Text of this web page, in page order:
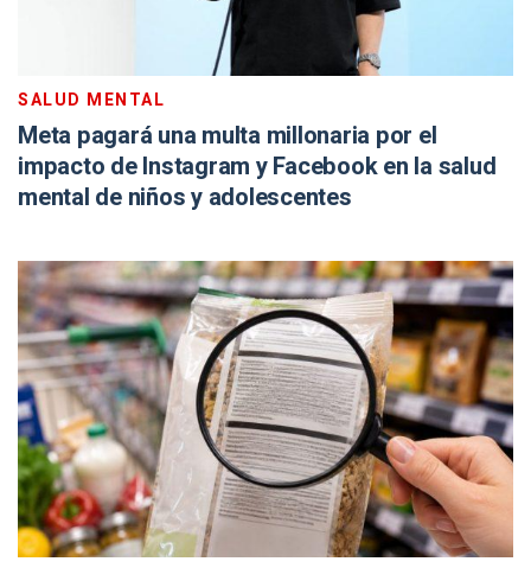
SALUD MENTAL
Meta pagará una multa millonaria por el
impacto de Instagram y Facebook en la salud
mental de niños y adolescentes